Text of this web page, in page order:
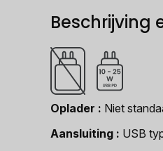
Beschrijving
Oplader
Niet
Aansluiting
USB